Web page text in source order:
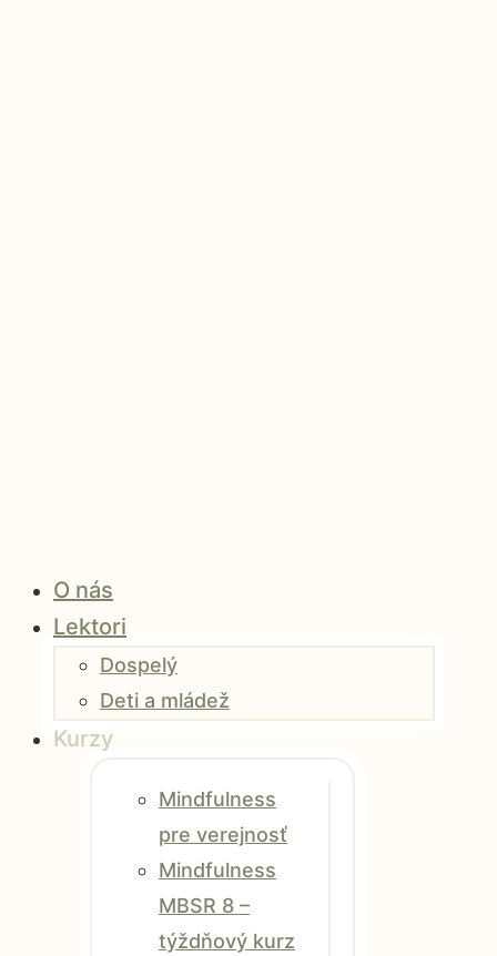
O nás
Lektori
Dospelý
Deti a mládež
Kurzy
Mindfulness
pre verejnosť
Mindfulness
MBSR 8 –
týždňový kurz